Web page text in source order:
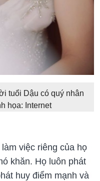
tuổi Dậu có quý nhân
họa: Internet
việc riêng của họ
khăn. Họ luôn phát
huy điểm mạnh và